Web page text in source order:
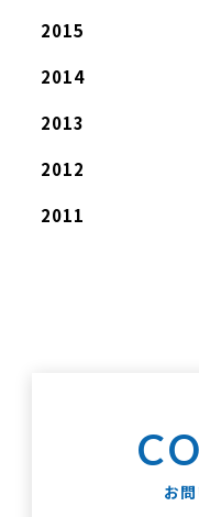
2015
2014
2013
2012
2011
お